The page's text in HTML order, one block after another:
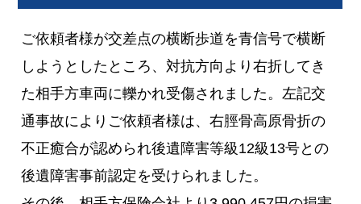
ご依頼者様が交差点の横断歩道を青信号で横断
しようとしたところ、対抗方向より右折してき
た相手方車両に轢かれ受傷されました。左記交
通事故によりご依頼者様は、右脛骨高原骨折の
不正癒合が認められ後遺障害等級12級13号との
後遺障害事前認定を受けられました。